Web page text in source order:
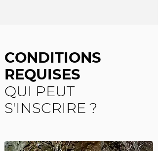
CONDITIONS
REQUISES
QUI PEUT
S'INSCRIRE ?